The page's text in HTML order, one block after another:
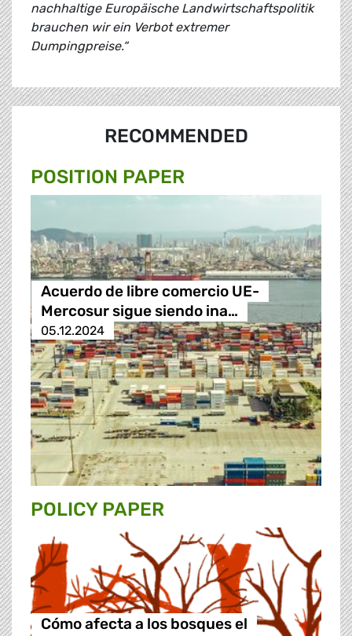
nachhaltige Europäische Landwirtschaftspolitik
brauchen wir ein Verbot extremer
Dumpingpreise.“
RECOMMENDED
POSITION PAPER
Acuerdo de libre comercio UE-
Mercosur sigue siendo ina…
05.12.2024
POLICY PAPER
Cómo afecta a los bosques el